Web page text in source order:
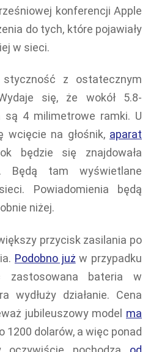
konferencji Apple
do tych, które pojawiały
w sieci.
z ostatecznym
się, że wokół 5.8-
są 4 milimetrowe ramki. U
wcięcie na głośnik, aparat
będzie się znajdowała
Będą tam wyświetlane
Powiadomienia będą
niżej.
przycisk zasilania po
Podobno już w przypadku
bateria w
wydłuży działanie. Cena
jubileuszowy model ma
1200 dolarów, a więc ponad